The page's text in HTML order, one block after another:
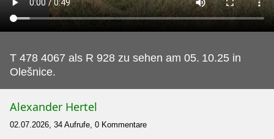
T 478 4067 als R 928 zu sehen am 05. 10.25 in
Olešnice.
Alexander Hertel
02.07.2026, 34 Aufrufe, 0 Kommentare